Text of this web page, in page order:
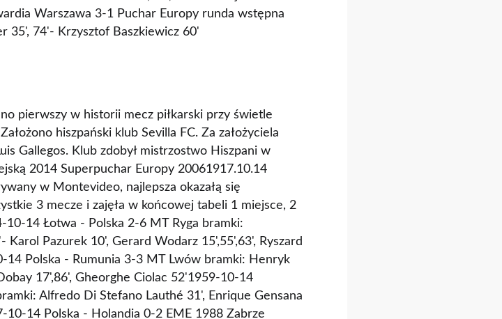
Warszawa 3-1 Puchar Europy runda wstępna
35', 74'- Krzysztof Baszkiewicz 60'
pierwszy w historii mecz piłkarski przy świetle
hiszpański klub Sevilla FC. Za założyciela
Gallegos. Klub zdobył mistrzostwo Hiszpani w
2014 Superpuchar Europy 20061917.10.14
w Montevideo, najlepsza okazałą się
3 mecze i zajęła w końcowej tabeli 1 miejsce, 2
10-14 Łotwa - Polska 2-6 MT Ryga bramki:
Pazurek 10', Gerard Wodarz 15',55',63', Ryszard
14 Polska - Rumunia 3-3 MT Lwów bramki: Henryk
17',86', Gheorghe Ciolac 52'1959-10-14
Alfredo Di Stefano Lauthé 31', Enrique Gensana
10-14 Polska - Holandia 0-2 EME 1988 Zabrze